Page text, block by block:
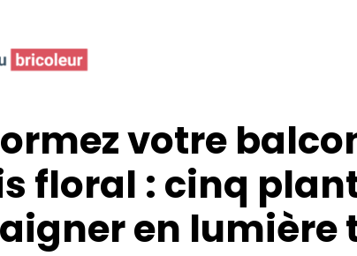
votre
floral : cinq
en lumière